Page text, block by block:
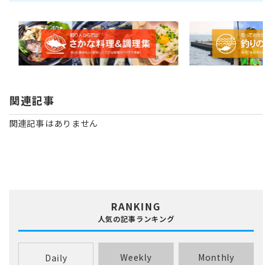
関連記事
関連記事はありません
RANKING
人気の記事ランキング
Daily Weekly Monthly